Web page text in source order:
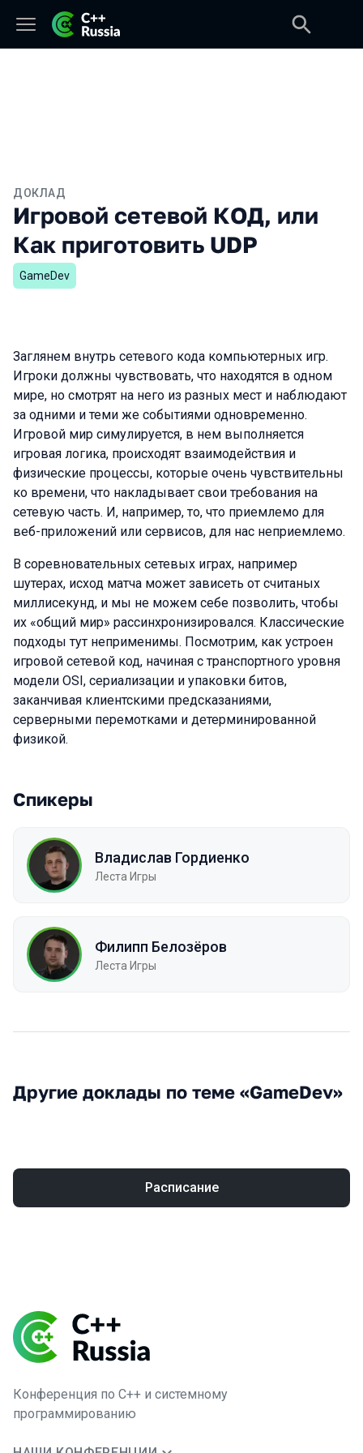
ДОКЛАД
Игровой сетевой КОД, или
Как приготовить UDP
GameDev
Заглянем внутрь сетевого кода компьютерных игр.
Игроки должны чувствовать, что находятся в одном
мире, но смотрят на него из разных мест и наблюдают
за одними и теми же событиями одновременно.
Игровой мир симулируется, в нем выполняется
игровая логика, происходят взаимодействия и
физические процессы, которые очень чувствительны
ко времени, что накладывает свои требования на
сетевую часть. И, например, то, что приемлемо для
веб-приложений или сервисов, для нас неприемлемо.
В соревновательных сетевых играх, например
шутерах, исход матча может зависеть от считаных
миллисекунд, и мы не можем себе позволить, чтобы
их «общий мир» рассинхронизировался. Классические
подходы тут неприменимы. Посмотрим, как устроен
игровой сетевой код, начиная с транспортного уровня
модели OSI, сериализации и упаковки битов,
заканчивая клиентскими предсказаниями,
серверными перемотками и детерминированной
физикой.
Спикеры
Владислав Гордиенко
Леста Игры
Филипп Белозёров
Леста Игры
Другие доклады по теме «GameDev»
Расписание
Конференция по C++ и системному
программированию